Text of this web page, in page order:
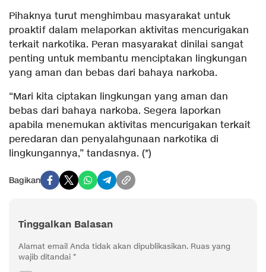
Pihaknya turut menghimbau masyarakat untuk
proaktif dalam melaporkan aktivitas mencurigakan
terkait narkotika. Peran masyarakat dinilai sangat
penting untuk membantu menciptakan lingkungan
yang aman dan bebas dari bahaya narkoba.
“Mari kita ciptakan lingkungan yang aman dan
bebas dari bahaya narkoba. Segera laporkan
apabila menemukan aktivitas mencurigakan terkait
peredaran dan penyalahgunaan narkotika di
lingkungannya,” tandasnya. (*)
Bagikan
Tinggalkan Balasan
Alamat email Anda tidak akan dipublikasikan. Ruas yang
wajib ditandai *